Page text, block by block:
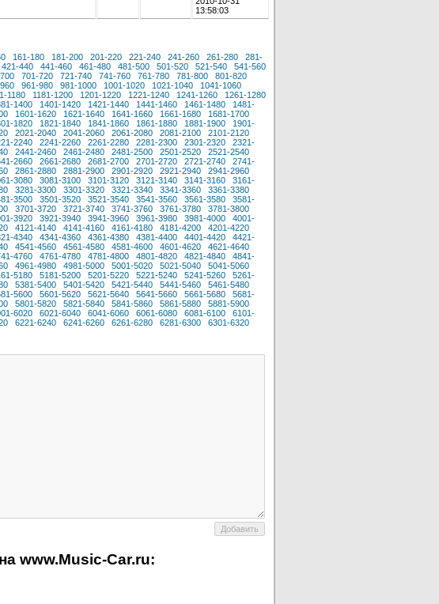
13:58:03
161-180 181-200 201-220 221-240 241-260 261-280
281-
421-440 441-460 461-480 481-500 501-520 521-540
541-560
701-720 721-740 741-760 761-780 781-800
801-820
961-980 981-1000 1001-1020 1021-1040
1041-1060
1180 1181-1200 1201-1220 1221-1240 1241-1260
1261-1280
1400 1401-1420 1421-1440 1441-1460 1461-1480
1481-
1601-1620 1621-1640 1641-1660 1661-1680
1681-1700
1820 1821-1840 1841-1860 1861-1880 1881-1900
1901-
2021-2040 2041-2060 2061-2080 2081-2100
2101-2120
2240 2241-2260 2261-2280 2281-2300 2301-2320
2321-
2441-2460 2461-2480 2481-2500 2501-2520
2521-2540
2660 2661-2680 2681-2700 2701-2720 2721-2740
2741-
2861-2880 2881-2900 2901-2920 2921-2940
2941-2960
3080 3081-3100 3101-3120 3121-3140 3141-3160
3161-
3281-3300 3301-3320 3321-3340 3341-3360
3361-3380
3500 3501-3520 3521-3540 3541-3560 3561-3580
3581-
3701-3720 3721-3740 3741-3760 3761-3780
3781-3800
3920 3921-3940 3941-3960 3961-3980 3981-4000
4001-
4121-4140 4141-4160 4161-4180 4181-4200
4201-4220
4340 4341-4360 4361-4380 4381-4400 4401-4420
4421-
4541-4560 4561-4580 4581-4600 4601-4620
4621-4640
4760 4761-4780 4781-4800 4801-4820 4821-4840
4841-
4961-4980 4981-5000 5001-5020 5021-5040
5041-5060
5180 5181-5200 5201-5220 5221-5240 5241-5260
5261-
5381-5400 5401-5420 5421-5440 5441-5460
5461-5480
5600 5601-5620 5621-5640 5641-5660 5661-5680
5681-
5801-5820 5821-5840 5841-5860 5861-5880
5881-5900
6020 6021-6040 6041-6060 6061-6080 6081-6100
6101-
6221-6240 6241-6260 6261-6280 6281-6300
6301-6320
www.Music-Car.ru: